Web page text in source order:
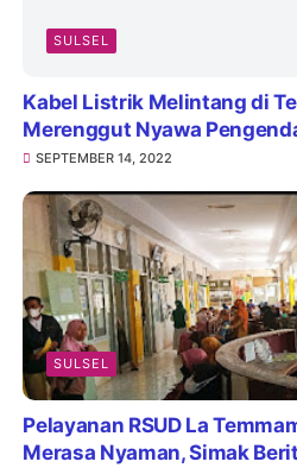
SULSEL
Kabel Listrik Melintang di
Merenggut Nyawa
SEPTEMBER 14, 2022
SULSEL
Pelayanan RSUD La
Merasa Nyaman, Simak